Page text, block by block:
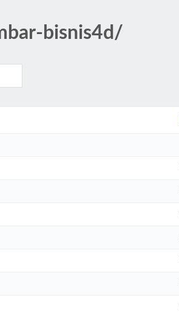
bisnis4d/